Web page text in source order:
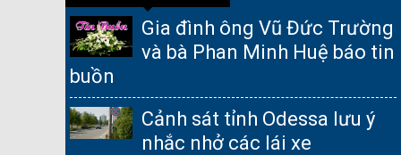
Gia đình ông Vũ Đức Trường
và bà Phan Minh Huệ báo tin
buồn
Cảnh sát tỉnh Odessa lưu ý
nhắc nhở các lái xe